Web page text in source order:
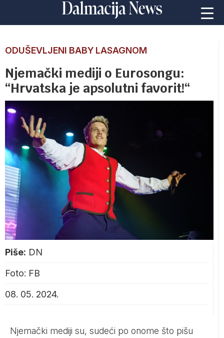
ODUŠEVLJENI BABY LASAGNOM
Njemački mediji o Eurosongu:
“Hrvatska je apsolutni favorit!“
Piše: DN
Foto: FB
08. 05. 2024.
Njemački mediji su, sudeći po onome što pišu